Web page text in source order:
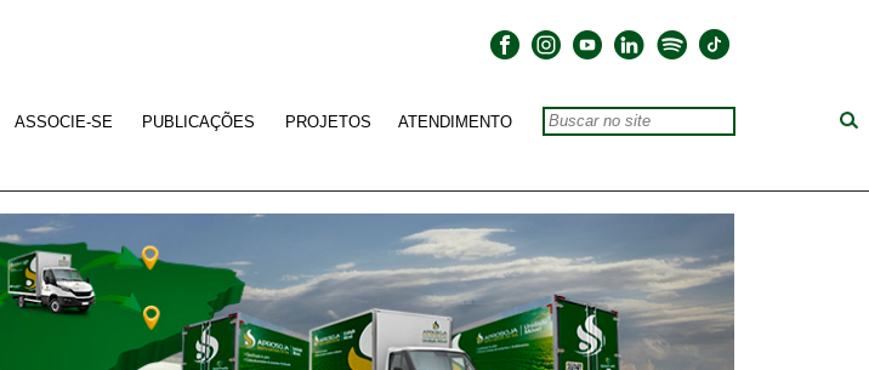
ASSOCIE-SE PUBLICAÇÕES PROJETOS ATENDIMENTO